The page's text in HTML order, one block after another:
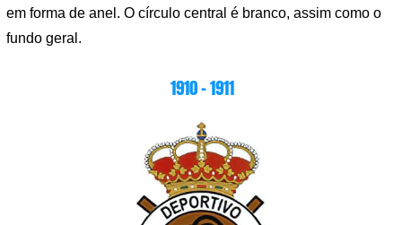
em forma de anel. O círculo central é branco, assim como o
fundo geral.
1910 – 1911